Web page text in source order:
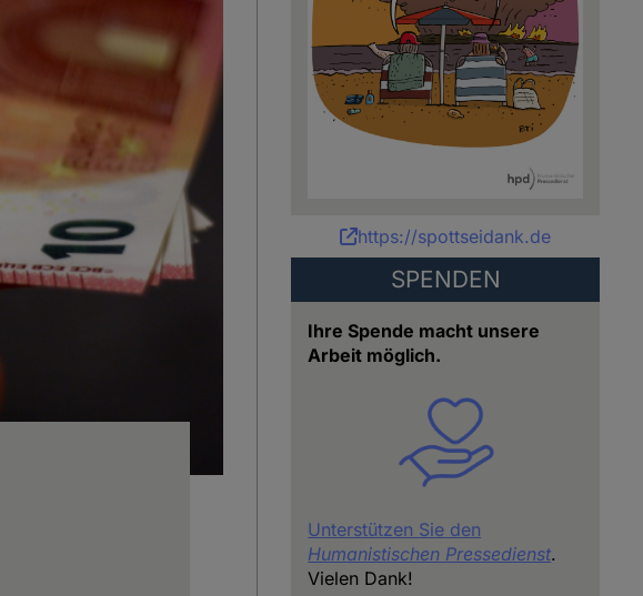
Bettina
Schipping
https://spottseidank.de
SPENDEN
Ihre Spende macht unsere
Arbeit möglich.
Unterstützen Sie den
Humanistischen Pressedienst.
Vielen Dank!